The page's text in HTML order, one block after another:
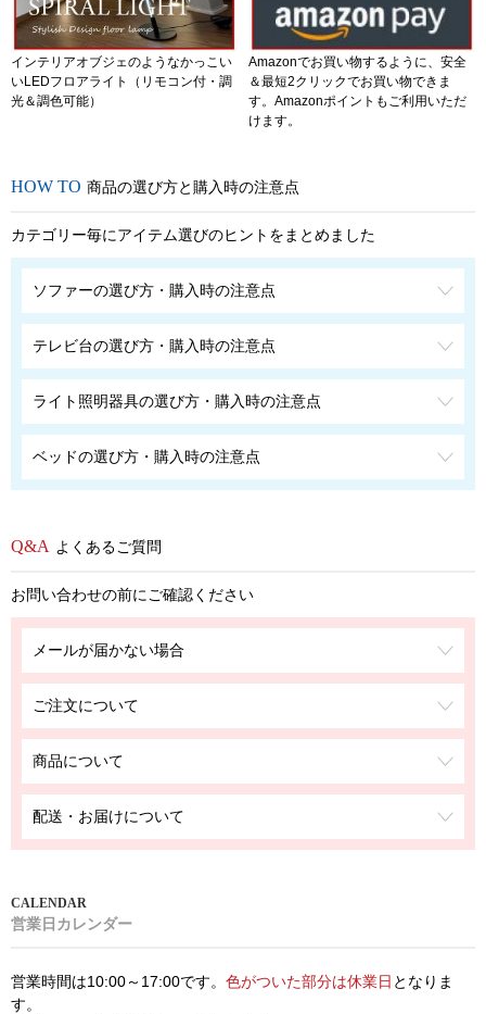
インテリアオブジェのようなかっこい
いLEDフロアライト（リモコン付・調
光＆調色可能）
Amazonでお買い物するように、安全
＆最短2クリックでお買い物できま
す。Amazonポイントもご利用いただ
けます。
商品の選び方と購入時の注意点
カテゴリー毎にアイテム選びのヒントをまとめました
ソファーの選び方・購入時の注意点
テレビ台の選び方・購入時の注意点
ライト照明器具の選び方・購入時の注意点
ベッドの選び方・購入時の注意点
よくあるご質問
お問い合わせの前にご確認ください
メールが届かない場合
ご注文について
商品について
配送・お届けについて
営業日カレンダー
営業時間は10:00～17:00です。 色がついた部分は休業日 となりま
す。